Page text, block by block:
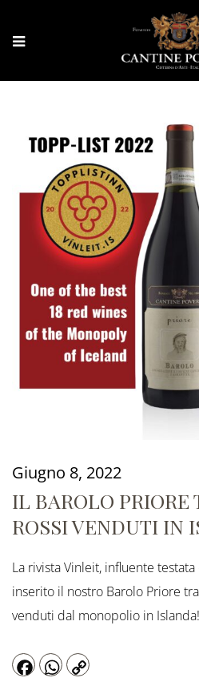
Giugno 8, 2022
IL BAROLO
ROSSI VENDUTI IN
La rivista Vinleit, influente
inserito il nostro Barolo Priore
venduti dal monopolio in Islanda!